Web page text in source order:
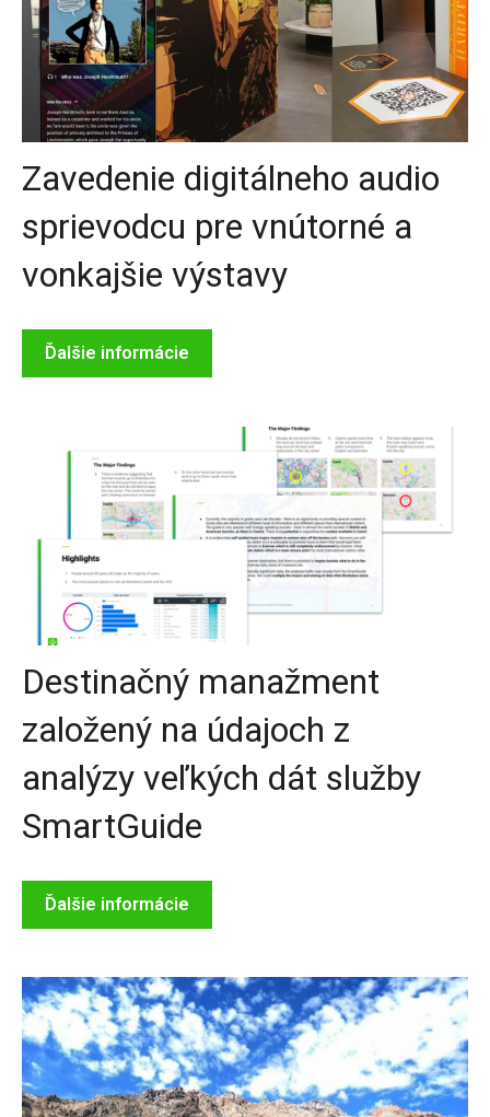
Zavedenie digitálneho audio
sprievodcu pre vnútorné a
vonkajšie výstavy
Ďalšie informácie
Destinačný manažment
založený na údajoch z
analýzy veľkých dát služby
SmartGuide
Ďalšie informácie